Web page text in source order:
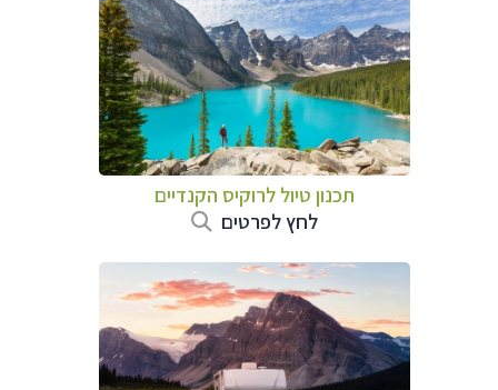
תכנון טיול לרוקיס הקנדיים
לחץ לפרטים